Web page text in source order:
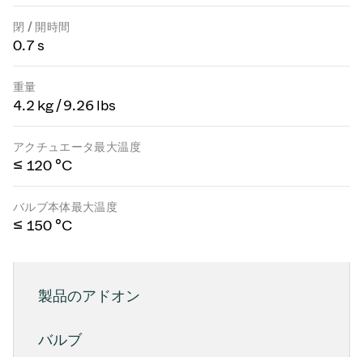
閉 / 開時間
0.7 s
重量
4.2 kg / 9.26 lbs
アクチュエータ最大温度
≤ 120 °C
バルブ本体最大温度
≤ 150 °C
製品のアドオン
バルブ